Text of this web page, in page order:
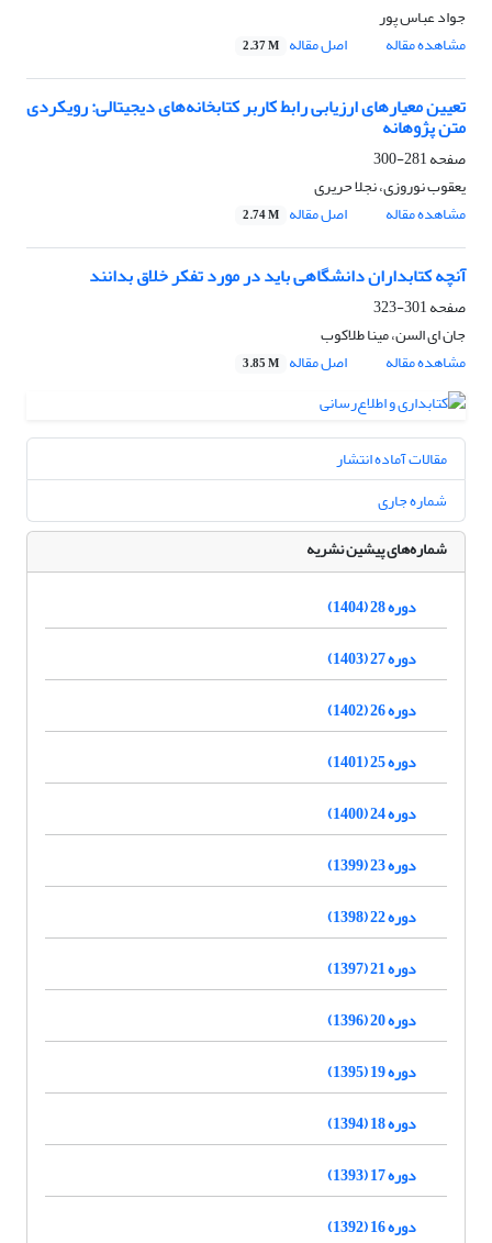
جواد عباس پور
مشاهده مقاله
اصل مقاله 2.37 M
تعیین معیارهای ارزیابی رابط کاربر کتابخانه‌های دیجیتالی: رویکردی
متن پژوهانه
صفحه281-300
یعقوب نوروزی، نجلا حریری
مشاهده مقاله
اصل مقاله 2.74 M
آنچه کتابداران دانشگاهی باید در مورد تفکر خلاق بدانند
صفحه301-323
جان ای السن، مینا طلاکوب
مشاهده مقاله
اصل مقاله 3.85 M
مقالات آماده انتشار
شماره جاری
شماره‌های پیشین نشریه
دوره 28 (1404)
دوره 27 (1403)
دوره 26 (1402)
دوره 25 (1401)
دوره 24 (1400)
دوره 23 (1399)
دوره 22 (1398)
دوره 21 (1397)
دوره 20 (1396)
دوره 19 (1395)
دوره 18 (1394)
دوره 17 (1393)
دوره 16 (1392)